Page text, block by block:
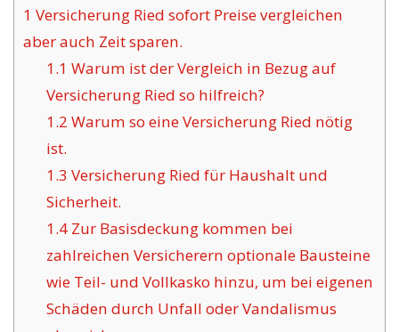
1 Versicherung Ried sofort Preise vergleichen
aber auch Zeit sparen.
1.1 Warum ist der Vergleich in Bezug auf
Versicherung Ried so hilfreich?
1.2 Warum so eine Versicherung Ried nötig
ist.
1.3 Versicherung Ried für Haushalt und
Sicherheit.
1.4Zur Basisdeckung kommen bei
zahlreichen Versicherern optionale Bausteine
wie Teil- und Vollkasko hinzu, um bei eigenen
Schäden durch Unfall oder Vandalismus